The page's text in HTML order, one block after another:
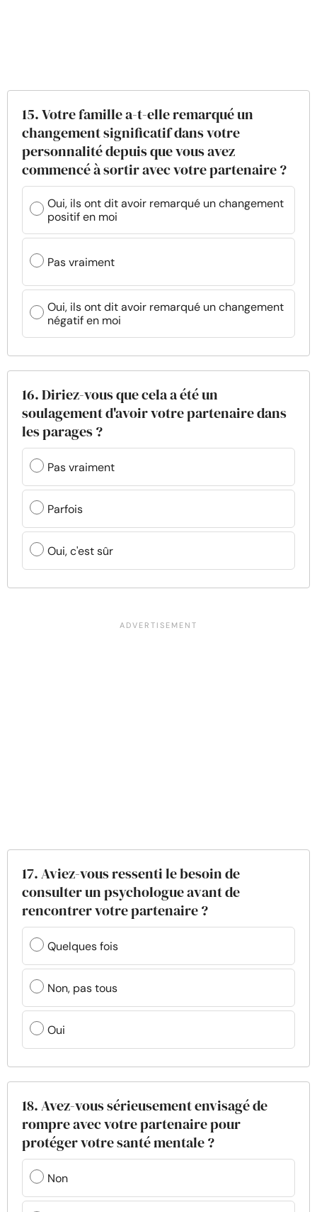
15. Votre famille a-t-elle remarqué un
changement significatif dans votre
personnalité depuis que vous avez
commencé à sortir avec votre partenaire ?
Oui, ils ont dit avoir remarqué un changement
positif en moi
Pas vraiment
Oui, ils ont dit avoir remarqué un changement
négatif en moi
16. Diriez-vous que cela a été un
soulagement d'avoir votre partenaire dans
les parages ?
Pas vraiment
Parfois
Oui, c'est sûr
17. Aviez-vous ressenti le besoin de
consulter un psychologue avant de
rencontrer votre partenaire ?
Quelques fois
Non, pas tous
Oui
18. Avez-vous sérieusement envisagé de
rompre avec votre partenaire pour
protéger votre santé mentale ?
Non